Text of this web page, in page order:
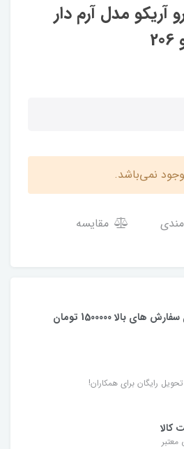
آریکو مدل آرم دار
نمی‌باشد.
مقایسه
های بالا 1500000 تومان
رایگان برای همکاران!
کالا
معتبر